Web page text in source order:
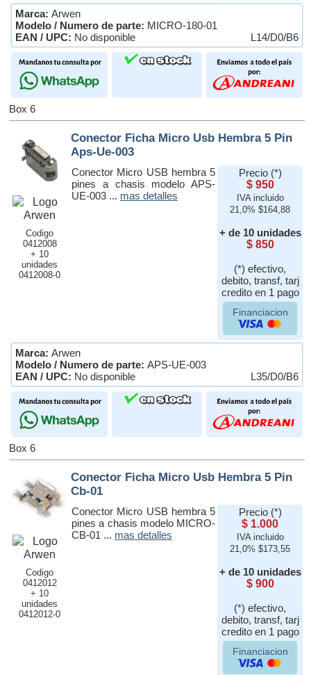
Marca: Arwen
Modelo / Numero de parte: MICRO-180-01
EAN / UPC: No disponible L14/D0/B6
Box 6
Codigo
0412008
+ 10
unidades
0412008-0
Conector Ficha Micro Usb Hembra 5 Pin
Aps-Ue-003
Conector Micro USB hembra 5
pines a chasis modelo APS-
UE-003 ... mas detalles
Precio (*)
$ 950
IVA incluido
21,0% $164,88
+ de 10 unidades
$ 850
(*) efectivo,
debito, transf, tarj
credito en 1 pago
Financiacion
Marca: Arwen
Modelo / Numero de parte: APS-UE-003
EAN / UPC: No disponible L35/D0/B6
Box 6
Codigo
0412012
+ 10
unidades
0412012-0
Conector Ficha Micro Usb Hembra 5 Pin
Cb-01
Conector Micro USB hembra 5
pines a chasis modelo MICRO-
CB-01 ... mas detalles
Precio (*)
$ 1.000
IVA incluido
21,0% $173,55
+ de 10 unidades
$ 900
(*) efectivo,
debito, transf, tarj
credito en 1 pago
Financiacion